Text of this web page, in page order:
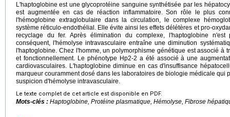
L'haptoglobine est une glycoprotéine sanguine synthétisée par les
est augmentée en cas de réaction inflammatoire. Son rôle le plus
l'hémoglobine extraglobulaire dans la circulation, le complexe
système réticulo-endothélial. Elle évite ainsi les effets délétères et pro-
recyclage du fer. Après élimination du complexe, l'haptoglobine
conséquent, l'hémolyse intravasculaire entraîne une diminution
l'haptoglobine. Chez l'homme, un polymorphisme génétique est associé à
et fonctionnellement. Le phénotype Hp2-2 a été associé à une
cardiovasculaires. L'haptoglobine diminue en cas d'insuffisance
marqueur couramment dosé dans les laboratoires de biologie médicale qui
suspicion d'hémolyse intravasculaire.
Le texte complet de cet article est disponible en PDF.
Mots-clés : Haptoglobine, Protéine plasmatique, Hémolyse, Fibrose